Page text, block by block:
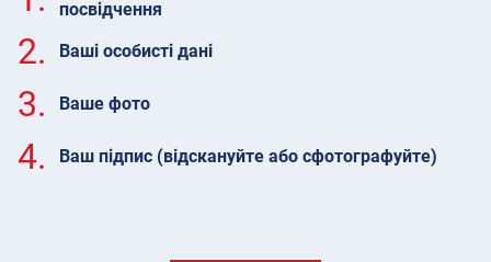
посвідчення
2. Ваші особисті дані
3. Ваше фото
4. Ваш підпис (відскануйте або сфотографуйте)